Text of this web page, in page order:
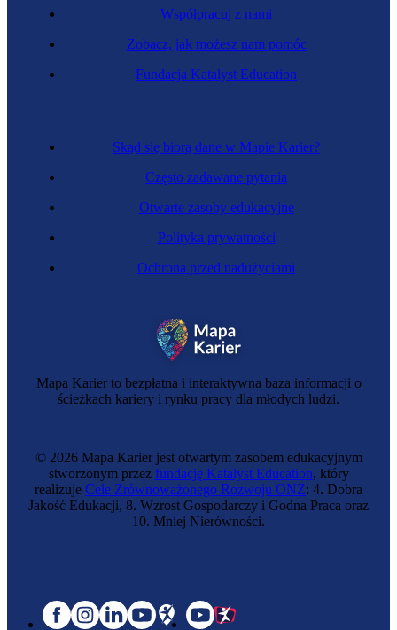
Mapa Karier to bezpłatna i interaktywna baza informacji o
ścieżkach kariery i rynku pracy dla młodych ludzi.
Skąd się biorą dane w Mapie Karier?
Często zadawane pytania
Otwarte zasoby edukacyjne
Polityka prywatności
Ochrona przed nadużyciami
Współpracuj z nami
Zobacz, jak możesz nam pomóc
Fundacja Katalyst Education
© 2026 Mapa Karier jest otwartym zasobem edukacyjnym
stworzonym przez fundację Katalyst Education, który
realizuje Cele Zrównoważonego Rozwoju ONZ: 4. Dobra
Jakość Edukacji, 8. Wzrost Gospodarczy i Godna Praca oraz
10. Mniej Nierówności.